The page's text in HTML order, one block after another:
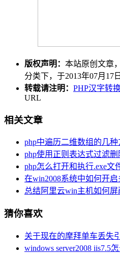
版权声明： 本站原创文章
分类下，于2013年07月17
转载请注明： PHP汉字转
URL
相关文章
php中遍历二维数组的几种
php使用正则表达式过滤
php怎么打开和执行.exe文
在win2008系统中如何开
总结阿里云win主机如何屏
猜你喜欢
关于现在的摩拜单车丢失
windows server2008 iis7.5